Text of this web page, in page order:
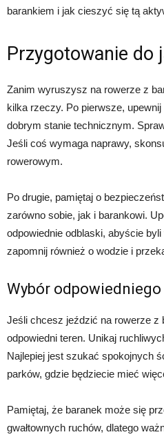
barankiem i jak cieszyć się tą
Przygotowanie do
Zanim wyruszysz na rowerze z
kilka rzeczy. Po pierwsze,
dobrym stanie technicznym.
Jeśli coś wymaga naprawy,
rowerowym.
Po drugie, pamiętaj o
zarówno sobie, jak i barankowi.
odpowiednie odblaski, abyście
zapomnij również o wodzie i
Wybór odpowiedniego
Jeśli chcesz jeździć na rowerze z
odpowiedni teren. Unikaj
Najlepiej jest szukać spokojnych
parków, gdzie będziecie mieć
Pamiętaj, że baranek może się
gwałtownych ruchów, dlatego